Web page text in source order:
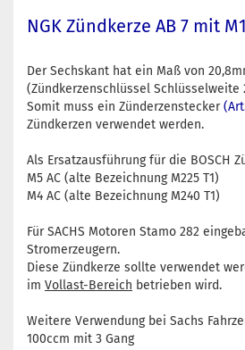
NGK Zündkerze AB 7 mit
Der Sechskant hat ein Maß von
(Zündkerzenschlüssel Schlüsselweite
Somit muss ein Zünderzenstecker
Zündkerzen verwendet werden.
Als Ersatzausführung für die BOSCH
M5 AC (alte Bezeichnung M225 T1)
M4 AC (alte Bezeichnung M240 T1)
Für SACHS Motoren Stamo 282
Stromerzeugern.
Diese Zündkerze sollte verwendet
im Vollast-Bereich betrieben wird.
Weitere Verwendung bei Sachs
100ccm mit 3 Gang